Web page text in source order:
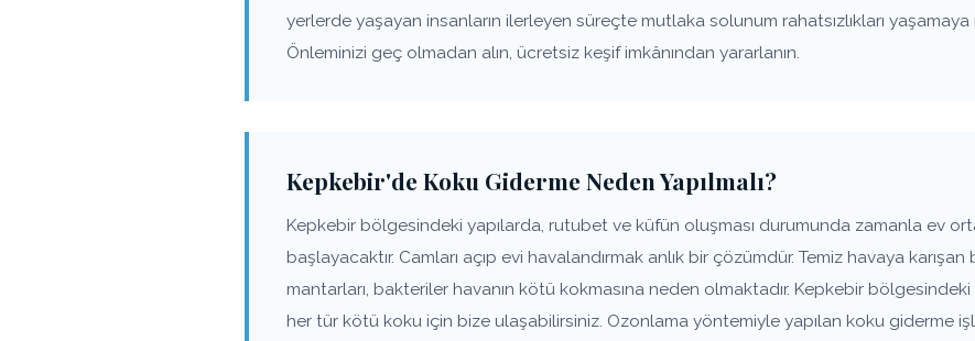
yerlerde yaşayan insanların ilerleyen süreçte mutlaka solunum rahatsızlıkları yaşamaya
Önleminizi geç olmadan alın, ücretsiz keşif imkânından yararlanın.
Kepkebir'de Koku Giderme Neden Yapılmalı?
Kepkebir bölgesindeki yapılarda, rutubet ve küfün oluşması durumunda zamanla ev
başlayacaktır. Camları açıp evi havalandırmak anlık bir çözümdür. Temiz havaya
mantarları, bakteriler havanın kötü kokmasına neden olmaktadır. Kepkebir
her tür kötü koku için bize ulaşabilirsiniz. Ozonlama yöntemiyle yapılan koku giderme